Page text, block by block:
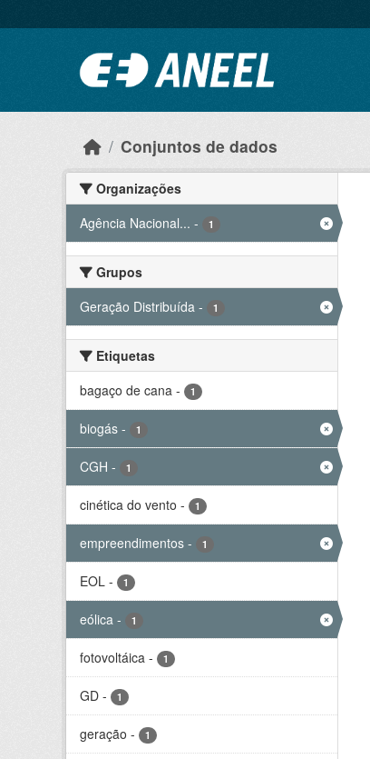
Conjuntos de dados
Organizações
Agência Nacional... - 1
Grupos
Geração Distribuída - 1
Etiquetas
bagaço de cana - 1
biogás - 1
CGH - 1
cinética do vento - 1
empreendimentos - 1
EOL - 1
eólica - 1
fotovoltáica - 1
GD - 1
geração - 1